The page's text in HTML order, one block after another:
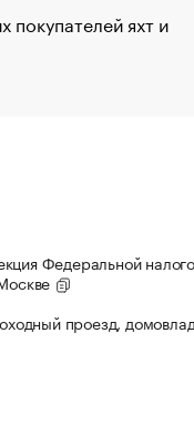
яхт и
Федеральной
проезд,